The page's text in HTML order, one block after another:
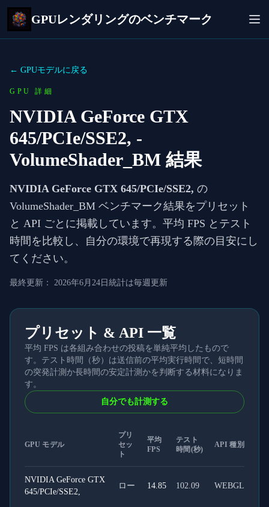
GPUレンダリングのベンチマーク
← GPUモデルに戻る
GPU 詳細
NVIDIA GeForce GTX
645/PCIe/SSE2, -
VolumeShader_BM 結果
NVIDIA GeForce GTX 645/PCIe/SSE2, の
VolumeShader_BM ベンチマーク結果をプリセット
と API ごとに掲載しています。平均 FPS とテスト
時間を比較し、自分の環境で再現する際の目安にし
てください。
最終更新： 2026年6月24日 統計は毎週更新
プリセット & API 一覧
平均 FPS は各組み合わせの投稿を単純平均したもので
す。テスト時間（秒）は送信前の平均実行時間で、短時間
の突発計測か長時間の安定計測かを判断する材料になりま
す。
自分でも計測する
GPU モデル
プリ
セッ
ト
平均
FPS
テスト
時間(秒)
API 種別
NVIDIA GeForce GTX
645/PCIe/SSE2,
ロー 14.85 102.09 WEBGL